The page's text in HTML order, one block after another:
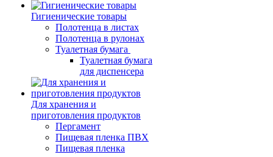
Гигиенические товары
Полотенца в листах
Полотенца в рулонах
Туалетная бумага
Туалетная бумага
для диспенсера
Для хранения и
приготовления продуктов
Пергамент
Пищевая пленка ПВХ
Пищевая пленка